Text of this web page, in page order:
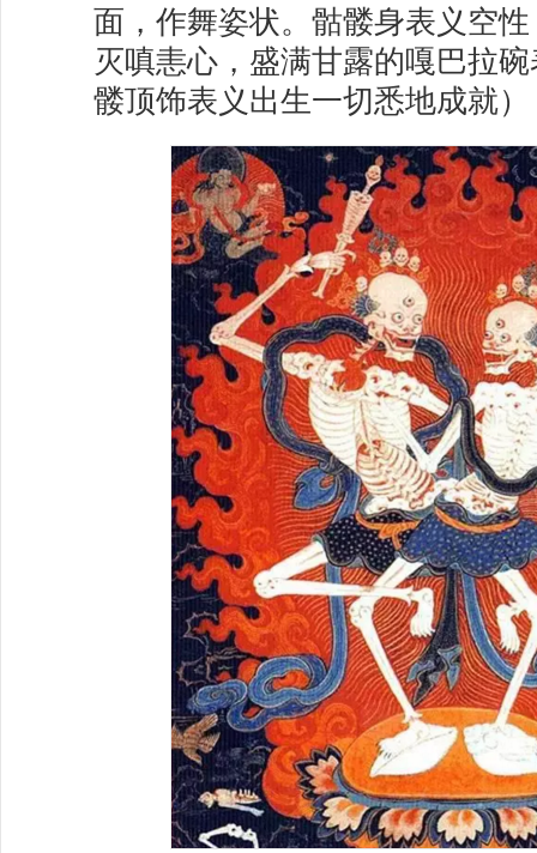
面，作舞姿状。骷髅身表义空
灭嗔恚心，盛满甘露的嘎巴拉
髅顶饰表义出生一切悉地成就）